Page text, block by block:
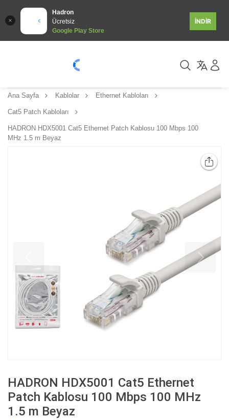
Hadron
Ücretsiz
Google Play Store
İNDİR
Ana Sayfa Kablolar Ethernet Kabloları
Cat5 Patch Kabloları
HADRON HDX5001 Cat5 Ethernet Patch Kablosu 100 Mbps 100
MHz 1.5 m Beyaz
HADRON HDX5001 Cat5 Ethernet
Patch Kablosu 100 Mbps 100 MHz
1.5 m Beyaz